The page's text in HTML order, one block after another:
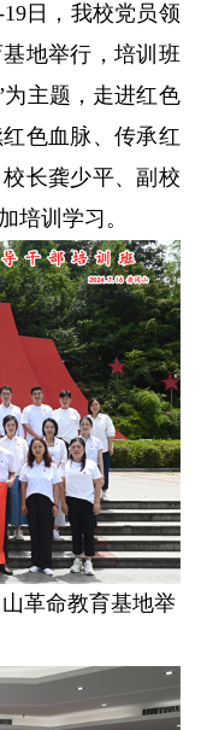
19日，我校党员领
地举行，培训班
主题，走进红色
色血脉、传承红
长龚少平、副校
培训学习。
革命教育基地举